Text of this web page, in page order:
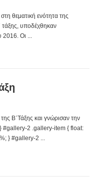
θεματική ενότητα της
τάξης, υποδέχθηκαν
2016. Οι ...
Β΄Τάξης και γνώρισαν την
2 .gallery-item { float:
} #gallery-2 ...